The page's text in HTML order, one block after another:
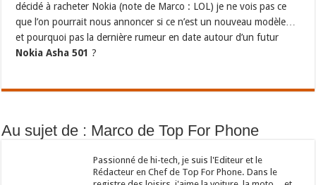
décidé à racheter Nokia (note de Marco : LOL) je ne vois pas ce
que l’on pourrait nous annoncer si ce n’est un nouveau modèle…
et pourquoi pas la dernière rumeur en date autour d’un futur
Nokia Asha 501 ?
Au sujet de : Marco de Top For Phone
Passionné de hi-tech, je suis l'Editeur et le
Rédacteur en Chef de Top For Phone. Dans le